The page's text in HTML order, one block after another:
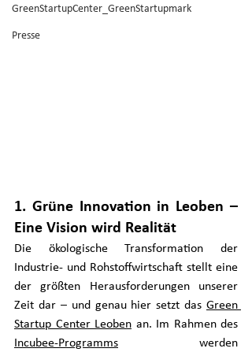
GreenStartupCenter_GreenStartupmark
Presse
1. Grüne Innovation in Leoben –
Eine Vision wird Realität
Die ökologische Transformation der
Industrie- und Rohstoffwirtschaft stellt eine
der größten Herausforderungen unserer
Zeit dar – und genau hier setzt das Green
Startup Center Leoben
Incubee-Programms werden